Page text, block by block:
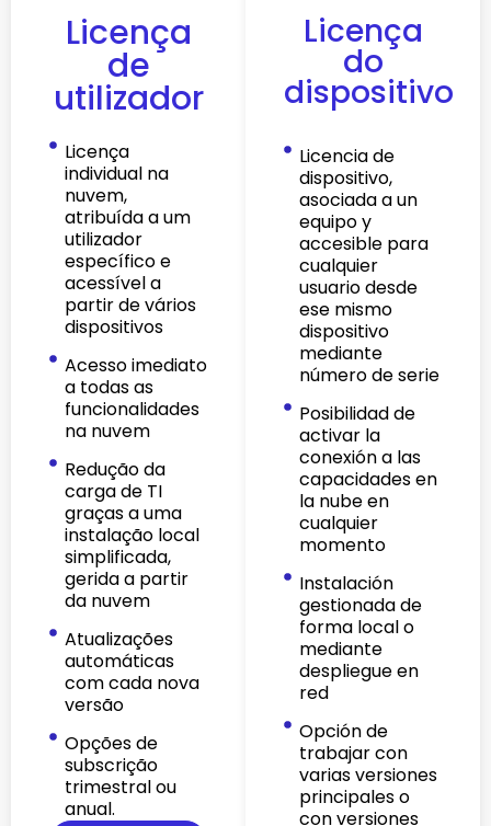
Licença
de
utilizador
Licença
individual na
nuvem,
atribuída a um
utilizador
específico e
acessível a
partir de vários
dispositivos
Acesso imediato
a todas as
funcionalidades
na nuvem
Redução da
carga de TI
graças a uma
instalação local
simplificada,
gerida a partir
da nuvem
Atualizações
automáticas
com cada nova
versão
Opções de
subscrição
trimestral ou
anual.
Licença
do
dispositivo
Licencia de
dispositivo,
asociada a un
equipo y
accesible para
cualquier
usuario desde
ese mismo
dispositivo
mediante
número de serie
Posibilidad de
activar la
conexión a las
capacidades en
la nube en
cualquier
momento
Instalación
gestionada de
forma local o
mediante
despliegue en
red
Opción de
trabajar con
varias versiones
principales o
con versiones